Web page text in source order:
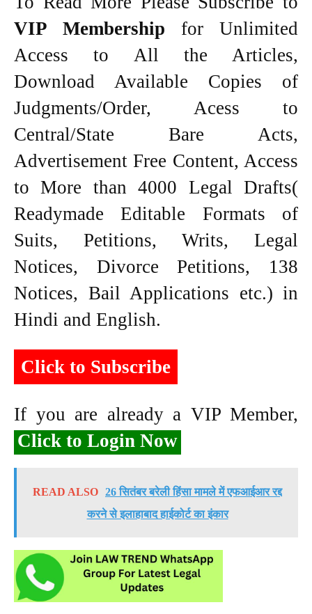
VIP Membership for Unlimited
Access to All the Articles,
Download Available Copies of
Judgments/Order, Acess to
Central/State Bare Acts,
Advertisement Free Content, Access
to More than 4000 Legal Drafts(
Readymade Editable Formats of
Suits, Petitions, Writs, Legal
Notices, Divorce Petitions, 138
Notices, Bail Applications etc.) in
Hindi and English.
Click to Subscribe
If you are already a VIP Member,
Click to Login Now
READ ALSO 26 सितंबर बरेली हिंसा मामले में एफआईआर रद्द
करने से इलाहाबाद हाईकोर्ट का इंकार